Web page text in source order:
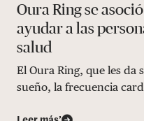
Oura Ring se
ayudar a las
salud
El Oura Ring, que les da
sueño, la frecuencia